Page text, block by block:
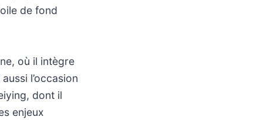
de fond
où il intègre
l’occasion
dont il
enjeux